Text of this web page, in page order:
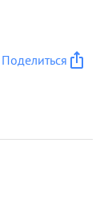
Поделиться